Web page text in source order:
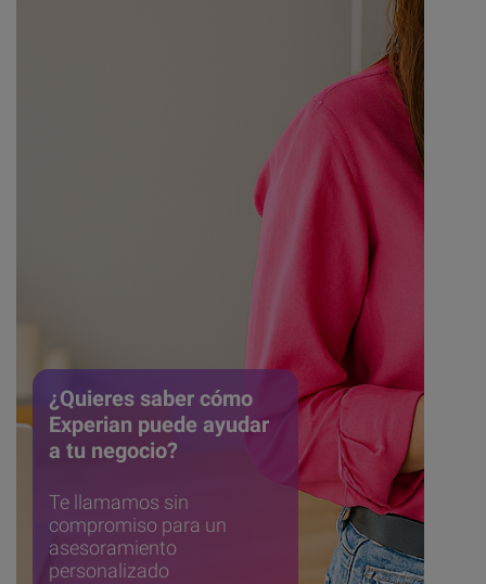
¿Quieres saber cómo
Experian puede ayudar
a tu negocio?
Te llamamos sin
compromiso para un
asesoramiento
personalizado